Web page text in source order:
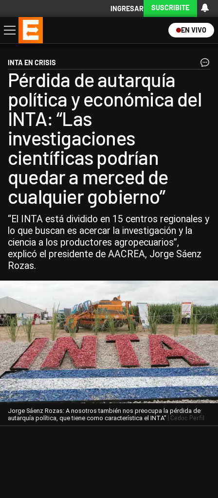
INGRESAR SUSCRIBITE
EN VIVO
Economía
Política
Internacional
Actualidad
Descargá la App
INTA EN CRISIS
Pérdida de autarquía
política y económica del
INTA: “Las
investigaciones
científicas podrían
quedar a merced de
cualquier gobierno”
“El INTA está dividido en 15 centros regionales y
lo que buscan es acercar la investigación y la
ciencia a los productores agropecuarios”,
explicó el presidente de AACREA, Jorge Sáenz
Rozas.
Jorge Sáenz Rozas: A nosotros también nos preocupa la pérdida de
autarquía política, que tiene como característica el INTA" | Cedoc Perfil